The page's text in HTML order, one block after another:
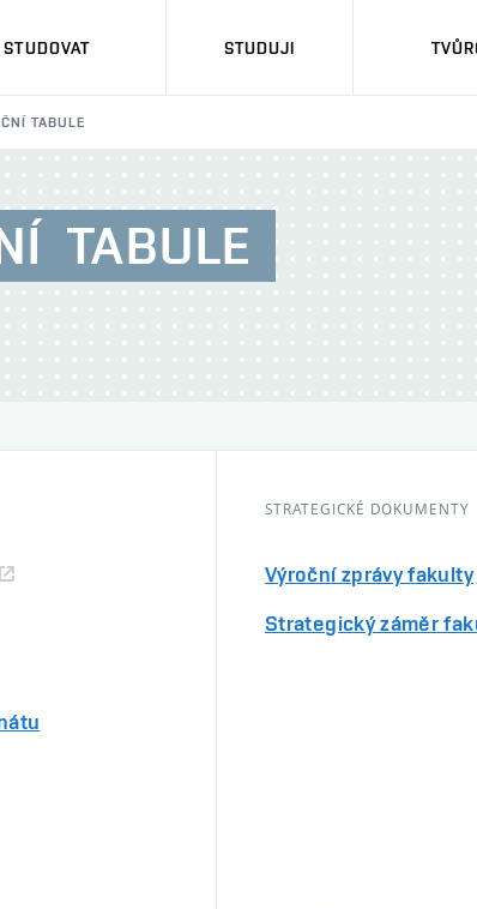
STUDUJI
TABULE
TABULE
STRATEGICKÉ DOKUMENTY
Výroční zprávy fakulty
Strategický záměr